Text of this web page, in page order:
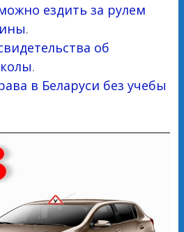
ездить за рулем
.
об
.
в Беларуси без учебы